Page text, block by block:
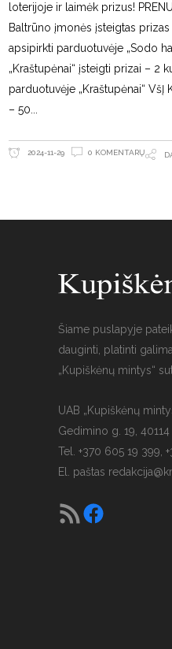
loterijoje ir laimėk prizus!
Baltrūno įmonės įsteigtas
apsipirkti parduotuvėje „Sodo
„Kraštupėnai“ įsteigti prizai – 2
parduotuvėje „Kraštupėnai“
– 50
2024-11-29 0 KOMENTARŲ
Šiame puslapyje
dauginti, platinti
„Kupiškėnų mintys“
UAB „Kupiškėnų
Gedimino g. 19,
Tel. +370 605 19 399,
El. paštas